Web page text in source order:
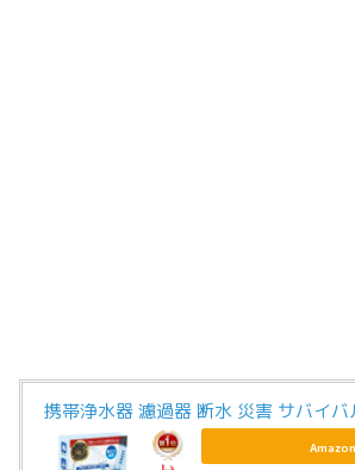
携帯浄水器 濾過器 断水 災害 サバイバ